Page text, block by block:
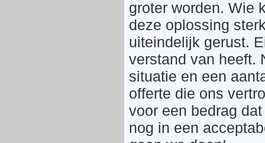
groter worden. Wie
deze oplossing
uiteindelijk gerust.
verstand van heeft.
situatie en een
offerte die ons
voor een bedrag
nog in een